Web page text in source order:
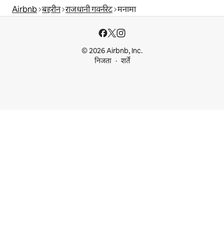
Airbnb बहरीन राजधानी गवर्नरेट मनामा
© 2026 Airbnb, Inc.
निजता
शर्तें